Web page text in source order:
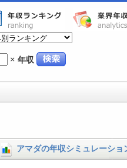
× 年収
アマダの年収シミュレーショ